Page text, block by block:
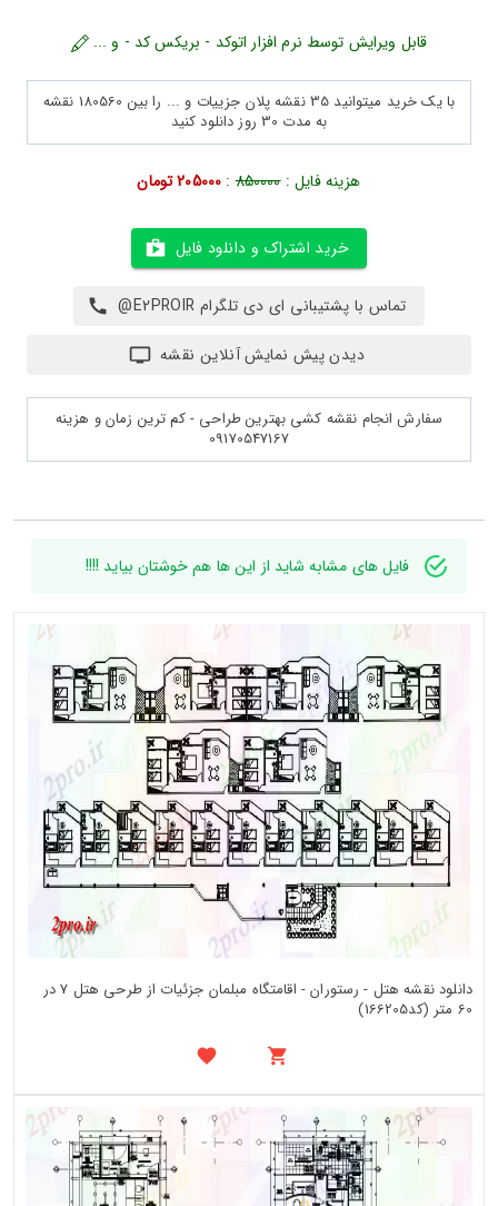
قابل ویرایش توسط نرم افزار اتوکد - بریکس کد - و ...
با یک خرید میتوانید 35 نقشه پلان جزییات و ... را بین 180560 نقشه
به مدت 30 روز دانلود کنید
هزینه فایل :850000
: 205000 تومان
خرید اشتراک و دانلود فایل
تماس با پشتیبانی ای دی تلگرام E2PROIR@
دیدن پیش نمایش آنلاین نقشه
سفارش انجام نقشه کشی بهترین طراحی - کم ترین زمان و هزینه
09170547167
فایل های مشابه شاید از این ها هم خوشتان بیاید !!!!
دانلود نقشه هتل - رستوران - اقامتگاه مبلمان جزئیات از طرحی هتل 7 در
60 متر (کد166205)